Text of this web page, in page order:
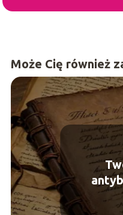
Może Cię również